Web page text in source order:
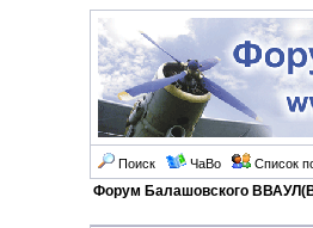
Поиск ЧаВо Список
Форум Балашовского